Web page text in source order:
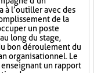
à l’outiller avec des
de la
un poste
long du stage,
bon déroulement du
organisationnel. Le
un rapport